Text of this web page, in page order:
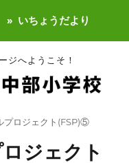
ジへようこそ！
いちょうだより
プロジェクト(FSP)⑤
ジェクト